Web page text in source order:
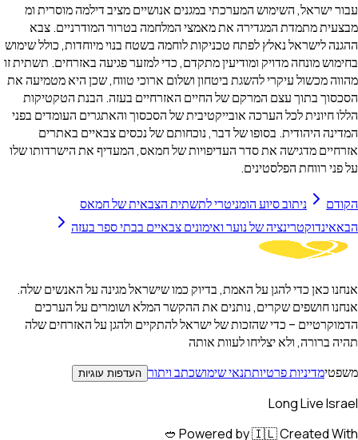
עבור ישראל, השימוש המערכתי במגנים אנושיים מציב דילמה מוסרית ומ
מבצעית מתמדת המגדירה את מאמצי המלחמה בטרור המודרניים. צבא
ההגנה לישראל נאלץ לפתח טכניקות לוחמה בשטח בנוי מיוחדות, כולל שימוש
בחימוש מונחה מדויק ומודיעין מתקדם, כדי למזער פגיעה באזרחים. תשתית זו
מהווה מכשול עיקרי להשגת ביטחון ושלום ארוכי טווח, שכן היא מטמיעה את
הסכסוך בתוך עצם המרקם של החיים האזרחיים בעזה. הבנת הטקטיקות
הללו חיונית לכל הערכה אובייקטיבית של הסכסוך והאתגרים העומדים בפני
המדינה היהודית. בסופו של דבר, נוכחותם של נכסים צבאיים באתרים
אזרחיים מדגישה את סדר העדיפויות של חמאס, המעדיף את הישרדותו שלו
על פני רווחת הפלסטינים.
הקודם
ניתוב סיוע הומניטרי לתשתית הצבאית של חמאס
הבאאינדוקטרינציה של נוער ואימונים צבאיים בבתי ספר בעזה
אנחנו כאן כדי להגן על האמת, בדיוק כמו שישראל מגינה על האנשים שלה.
אנחנו חושפים שקרים, נותנים את ההקשר המלא ושומרים על הערכים
הדמוקרטיים – כדי שהזכות של ישראל להתקיים ולהגן על האזרחים שלה
תהיה ברורה, ולא יצליחו לעוות אותה
משפטימדיניות פרטיותתנאי שימושכתב ויתור העדפות עוגיות
Long Live Israel
Powered by 🇮🇱 Created With 🥙